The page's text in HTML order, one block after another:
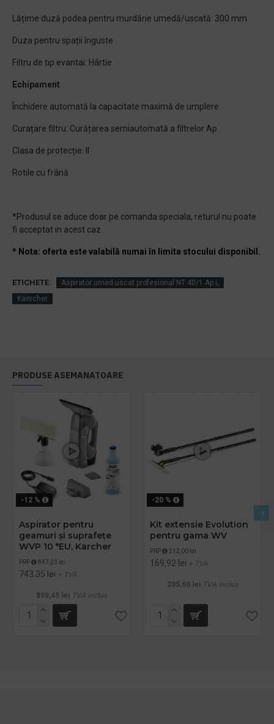
Lățime duză podea pentru murdărie umedă/uscată: 300 mm
Duza pentru spații înguste
Filtru de tip evantai: Hârtie
Echipament
Închidere automată la capacitate maximă de umplere
Curațare filtru: Curățarea semiautomată a filtrelor Ap
Clasa de protecție: II
Rotile cu frână
*Produsul se aduce doar pe comanda speciala, returul nu poate
fi acceptat in acest caz.
* Nota: oferta este valabilă numai în limita stocului disponibil.
ETICHETE:
Aspirator umed-uscat profesional NT 40/1 Ap L
Kaercher
PRODUSE ASEMANATOARE
-12 %
Aspirator pentru
geamuri și suprafețe
WVP 10 *EU, Karcher
PRP 847,23 lei
743,35 lei + TVA
899,45 lei TVA inclus
-20 %
Kit extensie Evolution
pentru gama WV
PRP 212,00 lei
169,92 lei + TVA
205,60 lei TVA inclus